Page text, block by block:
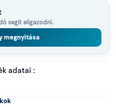
segít eligazodni.
megnyitása
adatai :